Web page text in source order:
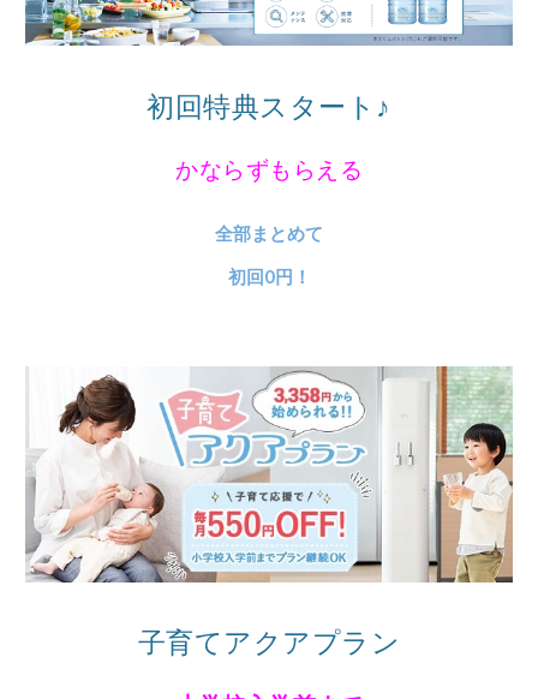
初回特典スタート♪
かならずもらえる
全部まとめて
初回0円！
子育てアクアプラン